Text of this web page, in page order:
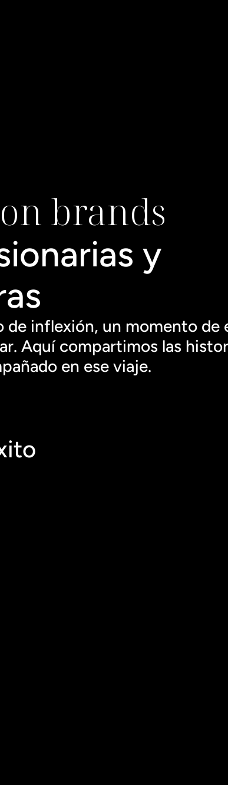
brands
y
de inflexión, un momento de
Aquí compartimos las
en ese viaje.